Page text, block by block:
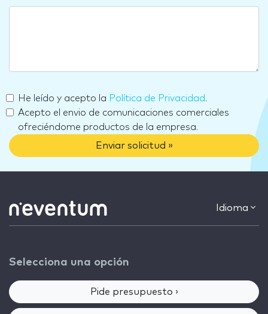
He leído y acepto la Política de Privacidad.
Acepto el envio de comunicaciones comerciales
ofreciéndome productos de la empresa.
Enviar solicitud »
Idioma
Selecciona una opción
Pide presupuesto ›